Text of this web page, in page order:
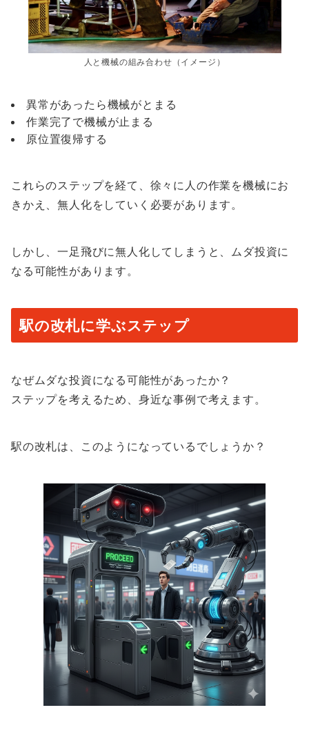
人と機械の組み合わせ（イメージ）
異常があったら機械がとまる
作業完了で機械が止まる
原位置復帰する
これらのステップを経て、徐々に人の作業を機械にお
きかえ、無人化をしていく必要があります。
しかし、一足飛びに無人化してしまうと、ムダ投資に
なる可能性があります。
駅の改札に学ぶステップ
なぜムダな投資になる可能性があったか？
ステップを考えるため、身近な事例で考えます。
駅の改札は、このようになっているでしょうか？